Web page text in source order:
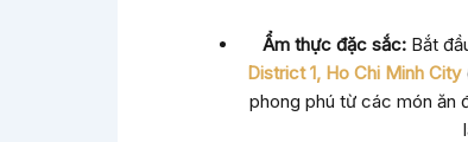
Ẩm thực đặc sắc:Bắt
District 1, Ho Chi Minh City
phong phú từ các món ăn